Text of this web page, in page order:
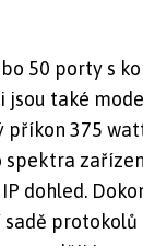
50 porty s
jsou také
příkon 375
dohled.